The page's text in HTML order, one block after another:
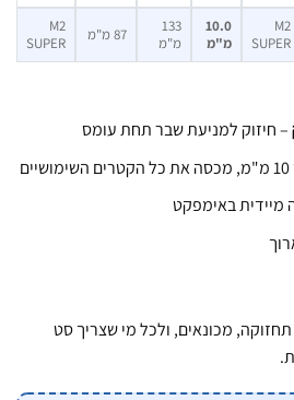
מ"מ
133
מ"מ
87 מ"מ
M2
SUPER
למניעת שבר תחת עומס
באימפקט
מכונאים, ולכל מי שצריך סט